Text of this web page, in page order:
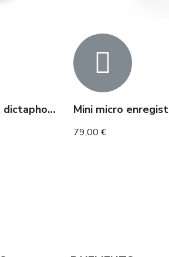
Montre caméra et dictaphone
79,00 €